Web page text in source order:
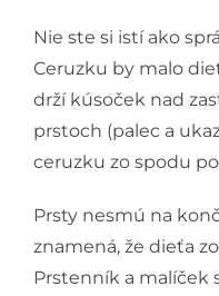
Nie ste si istí ako
Ceruzku by malo
drží kúsoček nad
prstoch (palec a
ceruzku zo spodu
Prsty nesmú na
znamená, že dieťa
Prstenník a malíček